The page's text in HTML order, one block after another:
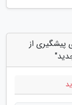
چای برای پیشگیری از